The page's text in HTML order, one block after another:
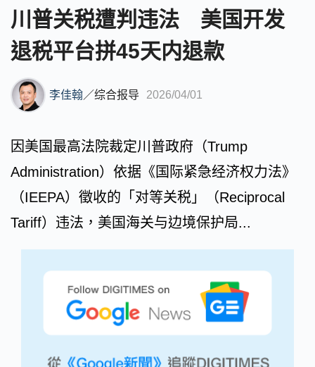
川普关税遭判违法 美国开发
退税平台拼45天内退款
李佳翰／综合报导 2026/04/01
因美国最高法院裁定川普政府（Trump
Administration）依据《国际紧急经济权力法》
（IEEPA）徵收的「对等关税」（Reciprocal
Tariff）违法，美国海关与边境保护局...